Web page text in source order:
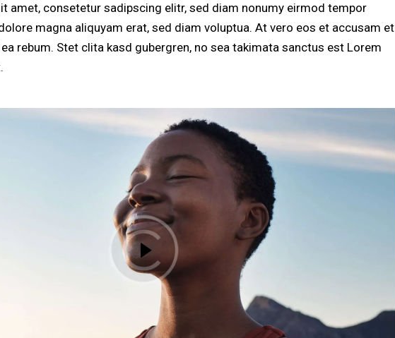
amet, consetetur sadipscing elitr, sed diam nonumy eirmod tempor
magna aliquyam erat, sed diam voluptua. At vero eos et accusam et
rebum. Stet clita kasd gubergren, no sea takimata sanctus est Lorem